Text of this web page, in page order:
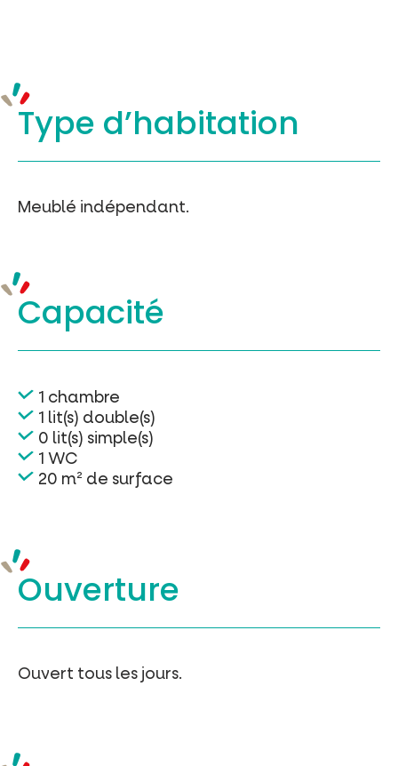
Type d’habitation
Meublé indépendant.
Capacité
1 chambre
1 lit(s) double(s)
0 lit(s) simple(s)
1 WC
20 m² de surface
Ouverture
Ouvert tous les jours.